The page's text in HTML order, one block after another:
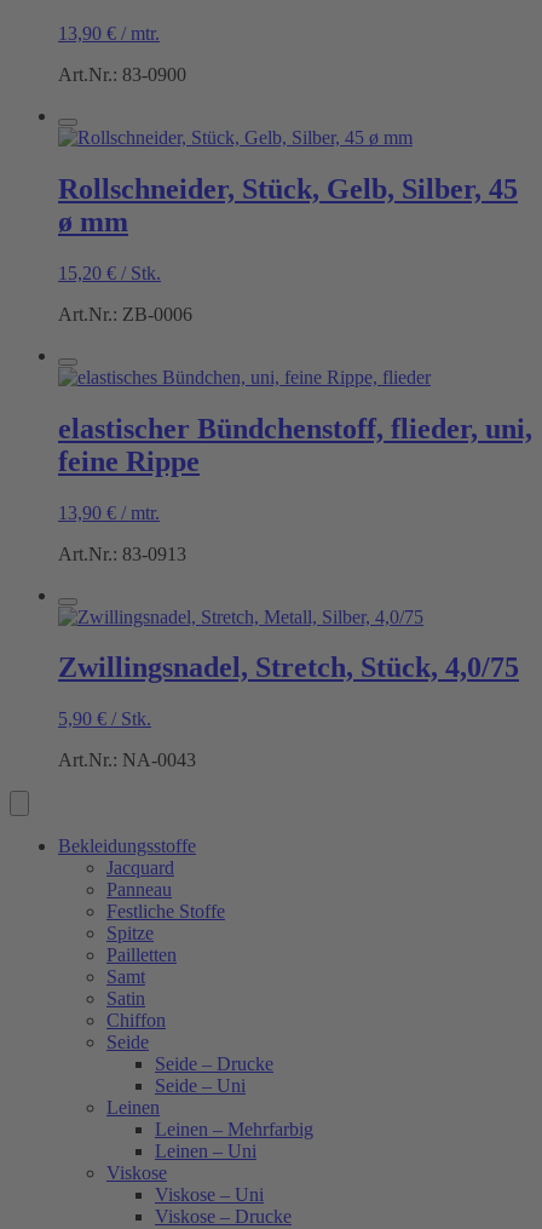
13,90 € / mtr.
Art.Nr.: 83-0900
Rollschneider, Stück, Gelb, Silber, 45
ø mm
15,20 € / Stk.
Art.Nr.: ZB-0006
elastischer Bündchenstoff, flieder, uni,
feine Rippe
13,90 € / mtr.
Art.Nr.: 83-0913
Zwillingsnadel, Stretch, Stück, 4,0/75
5,90 € / Stk.
Art.Nr.: NA-0043
Bekleidungsstoffe
Jacquard
Panneau
Festliche Stoffe
Spitze
Pailletten
Samt
Satin
Chiffon
Seide
Seide – Drucke
Seide – Uni
Leinen
Leinen – Mehrfarbig
Leinen – Uni
Viskose
Viskose – Uni
Viskose – Drucke